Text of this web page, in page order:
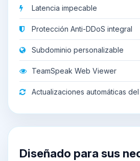
Latencia impecable
Protección Anti-DDoS integral
Subdominio personalizable
TeamSpeak Web Viewer
Actualizaciones automáticas
Diseñado para sus